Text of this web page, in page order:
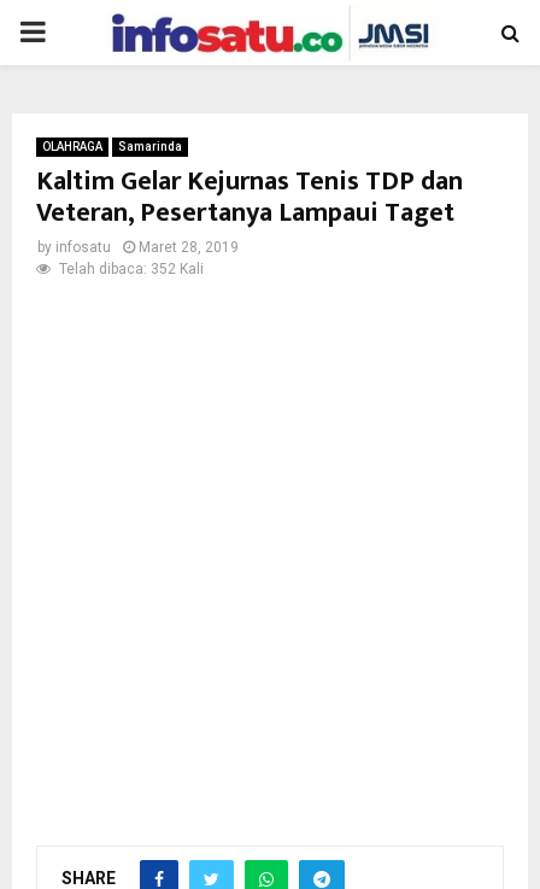
PRIMARY
OLAHRAGA Samarinda
Kaltim Gelar Kejurnas Tenis TDP dan
Veteran, Pesertanya Lampaui Taget
by infosatu
Maret 28, 2019
Telah dibaca: 352 Kali
SHARE